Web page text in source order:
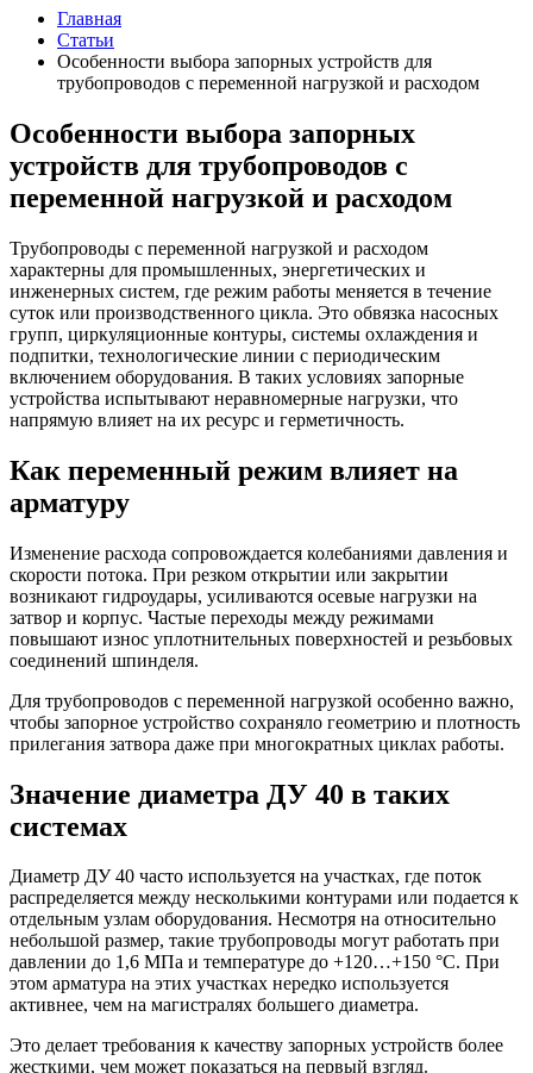
Главная
Статьи
Особенности выбора запорных устройств для
трубопроводов с переменной нагрузкой и расходом
Особенности выбора запорных
устройств для трубопроводов с
переменной нагрузкой и расходом
Трубопроводы с переменной нагрузкой и расходом
характерны для промышленных, энергетических и
инженерных систем, где режим работы меняется в течение
суток или производственного цикла. Это обвязка насосных
групп, циркуляционные контуры, системы охлаждения и
подпитки, технологические линии с периодическим
включением оборудования. В таких условиях запорные
устройства испытывают неравномерные нагрузки, что
напрямую влияет на их ресурс и герметичность.
Как переменный режим влияет на
арматуру
Изменение расхода сопровождается колебаниями давления и
скорости потока. При резком открытии или закрытии
возникают гидроудары, усиливаются осевые нагрузки на
затвор и корпус. Частые переходы между режимами
повышают износ уплотнительных поверхностей и резьбовых
соединений шпинделя.
Для трубопроводов с переменной нагрузкой особенно важно,
чтобы запорное устройство сохраняло геометрию и плотность
прилегания затвора даже при многократных циклах работы.
Значение диаметра ДУ 40 в таких
системах
Диаметр ДУ 40 часто используется на участках, где поток
распределяется между несколькими контурами или подается к
отдельным узлам оборудования. Несмотря на относительно
небольшой размер, такие трубопроводы могут работать при
давлении до 1,6 МПа и температуре до +120…+150 °C. При
этом арматура на этих участках нередко используется
активнее, чем на магистралях большего диаметра.
Это делает требования к качеству запорных устройств более
жесткими, чем может показаться на первый взгляд.